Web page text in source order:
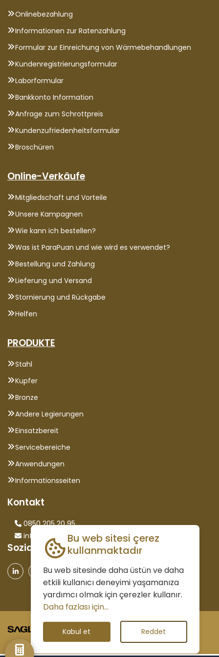
Onlinebezahlung
Informationen zur Ratenzahlung
Formular zur Einreichung von Wärmebehandlungen
Kundenregistrierungsformular
Laborformular
Bankkonto Information
Anfrage zum Schrottpreis
Kundenzufriedenheitsformular
Broschüren
Online-Verkäufe
Mitgliedschaft und Vorteile
Unsere Kampagnen
Wie kann ich bestellen?
Was ist ParaPuan und wie wird es verwendet?
Bestellung und Zahlung
Lieferung und Versand
Stornierung und Rückgabe
Helfen
PRODUKTE
Stahl
Kupfer
Bronze
Andere Legierungen
Einsatzbereit
Servicebereiche
Anwendungen
Informationsseiten
Kontakt
0850 205 20 95
info@saglammetal.com
Sozialen Medien
©2026 Elle Rechte vorbehalten
Bu web sitesi çerez
kullanmaktadır
Bu web sitesinde daha üstün ve daha
etkili kullanıcı deneyimi yaşamanıza
yardımcı olmak için çerezler kullanır.
Daha fazlası için...
Kabul et Reddet